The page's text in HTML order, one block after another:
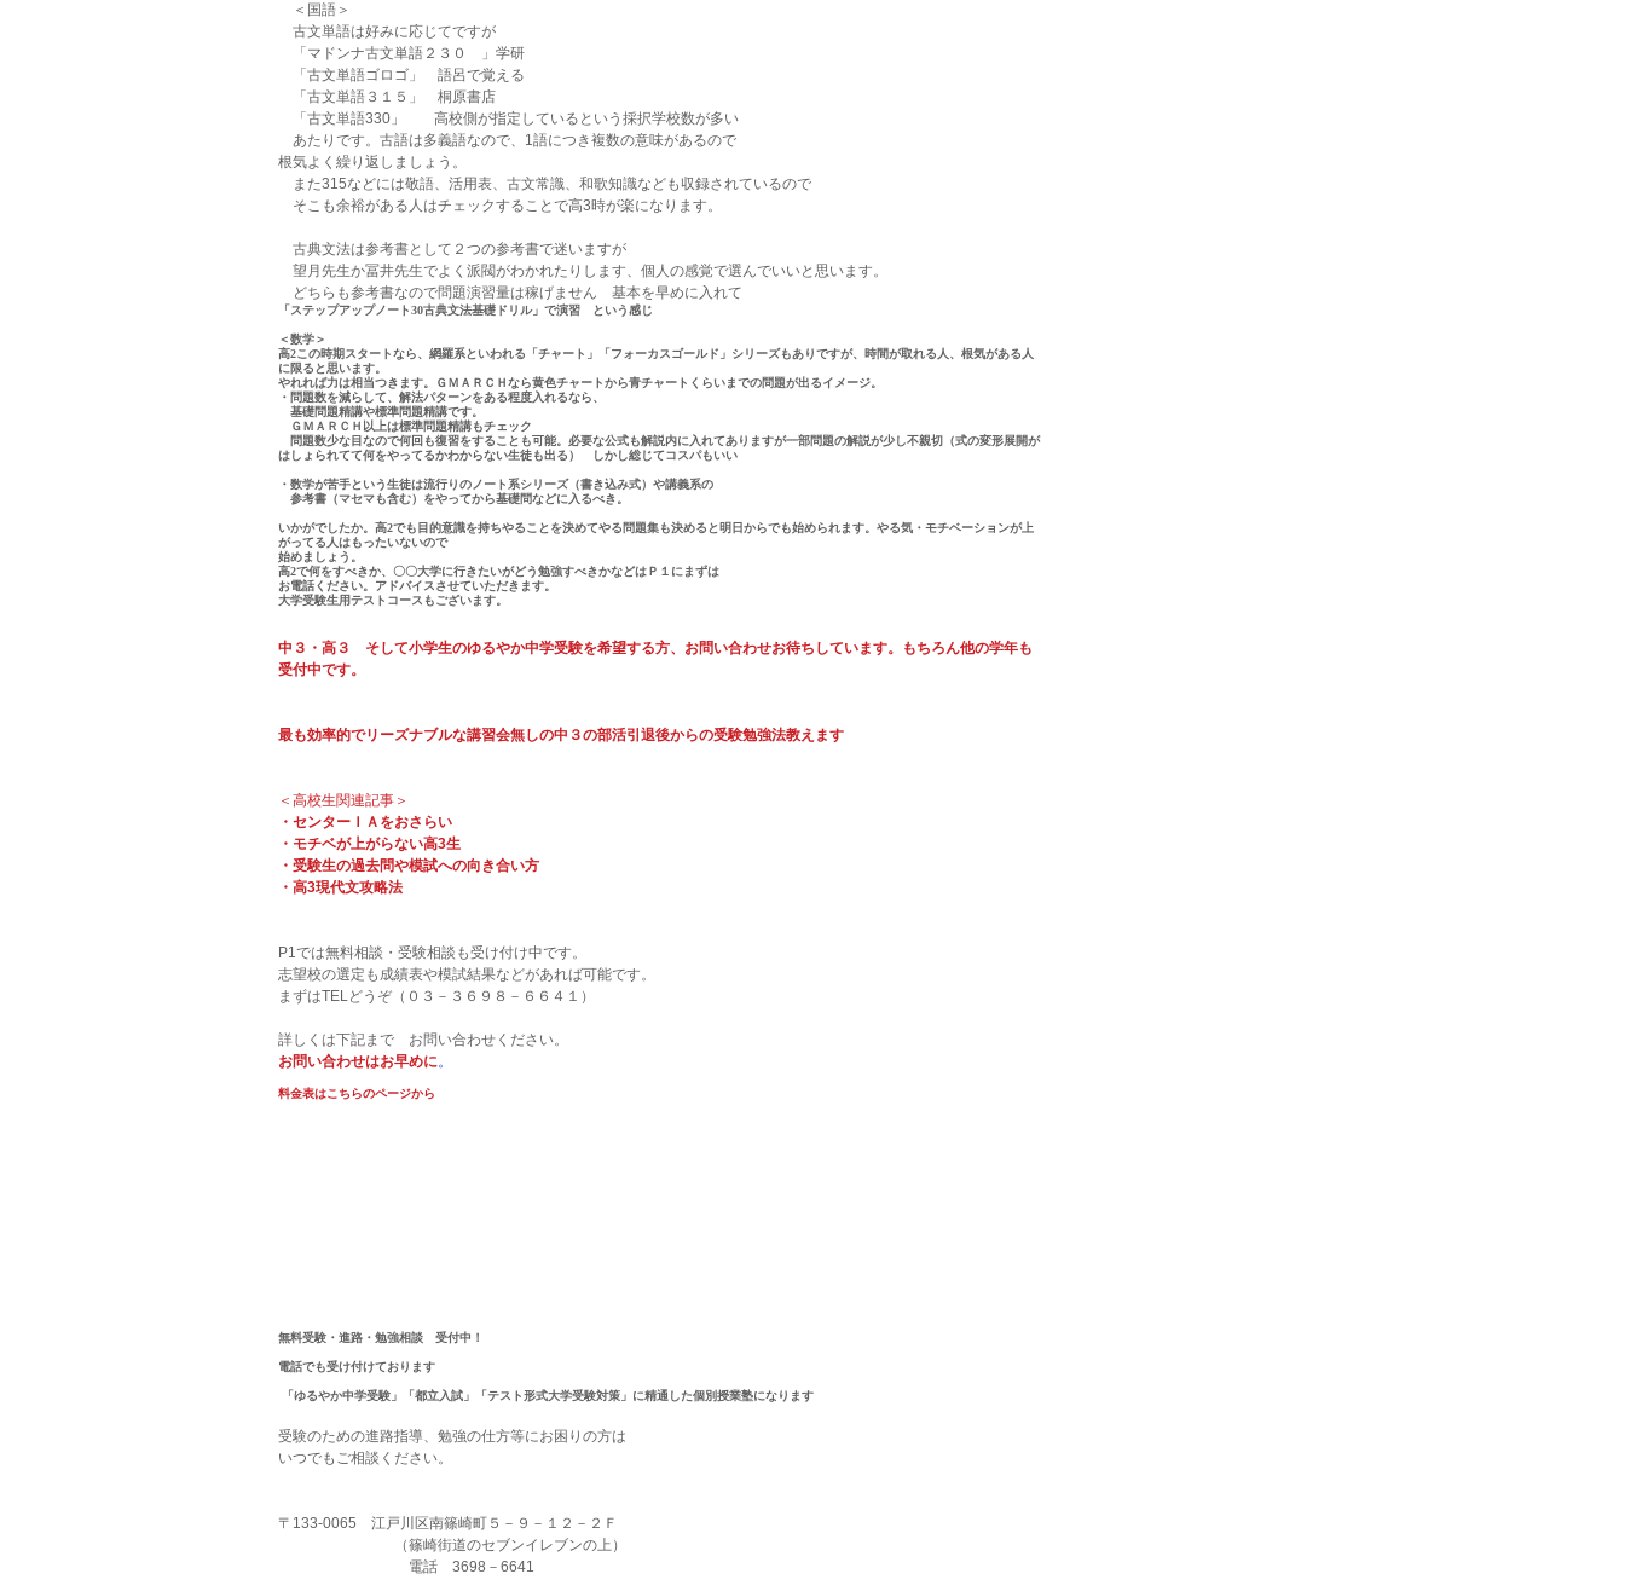
＜国語＞
古文単語は好みに応じてですが
「マドンナ古文単語２３０　」学研
「古文単語ゴロゴ」　語呂で覚える
「古文単語３１５」　桐原書店
「古文単語330」　　高校側が指定しているという採択学校数が多い
あたりです。古語は多義語なので、1語につき複数の意味があるので
根気よく繰り返しましょう。
また315などには敬語、活用表、古文常識、和歌知識なども収録されているので
そこも余裕がある人はチェックすることで高3時が楽になります。
古典文法は参考書として２つの参考書で迷いますが
望月先生か冨井先生でよく派閥がわかれたりします、個人の感覚で選んでいいと思います。
どちらも参考書なので問題演習量は稼げません　基本を早めに入れて
「ステップアップノート30古典文法基礎ドリル」で演習　という感じ
＜数学＞
高2この時期スタートなら、網羅系といわれる「チャート」「フォーカスゴールド」シリーズもありですが、時間が取れる人、根気がある人
に限ると思います。
やれれば力は相当つきます。ＧＭＡＲＣＨなら黄色チャートから青チャートくらいまでの問題が出るイメージ。
・問題数を減らして、解法パターンをある程度入れるなら、
基礎問題精講や標準問題精講です。
ＧＭＡＲＣＨ以上は標準問題精講もチェック
問題数少な目なので何回も復習をすることも可能。必要な公式も解説内に入れてありますが一部問題の解説が少し不親切（式の変形展開が
はしょられてて何をやってるかわからない生徒も出る）　しかし総じてコスパもいい
・数学が苦手という生徒は流行りのノート系シリーズ（書き込み式）や講義系の
参考書（マセマも含む）をやってから基礎問などに入るべき。
いかがでしたか。高2でも目的意識を持ちやることを決めてやる問題集も決めると明日からでも始められます。やる気・モチベーションが上
がってる人はもったいないので
始めましょう。
高2で何をすべきか、〇〇大学に行きたいがどう勉強すべきかなどはＰ１にまずは
お電話ください。アドバイスさせていただきます。
大学受験生用テストコースもございます。
中３・高３　そして小学生のゆるやか中学受験を希望する方、お問い合わせお待ちしています。もちろん他の学年も
受付中です。
最も効率的でリーズナブルな講習会無しの中３の部活引退後からの受験勉強法教えます
＜高校生関連記事＞
・センターＩＡをおさらい
・モチベが上がらない高3生
・受験生の過去問や模試への向き合い方
・高3現代文攻略法
P1では無料相談・受験相談も受け付け中です。
志望校の選定も成績表や模試結果などがあれば可能です。
まずはTELどうぞ（０３－３６９８－６６４１）
詳しくは下記まで　お問い合わせください。
お問い合わせはお早めに。
料金表はこちらのページから
無料受験・進路・勉強相談　受付中！
電話でも受け付けております
「ゆるやか中学受験」「都立入試」「テスト形式大学受験対策」に精通した個別授業塾になります
受験のための進路指導、勉強の仕方等にお困りの方は
いつでもご相談ください。
〒133-0065　江戸川区南篠崎町５－９－１２－２Ｆ
（篠崎街道のセブンイレブンの上）
電話　3698－6641